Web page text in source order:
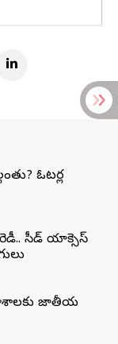
ఓటర్ల
రెడీ.. సీడ్‌ యాక్సెస్‌
జాతీయ